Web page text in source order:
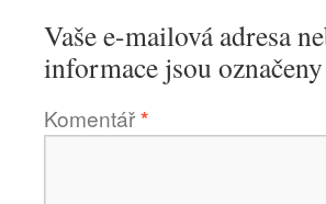
Vaše e-mailová adresa
informace jsou označeny
Komentář*